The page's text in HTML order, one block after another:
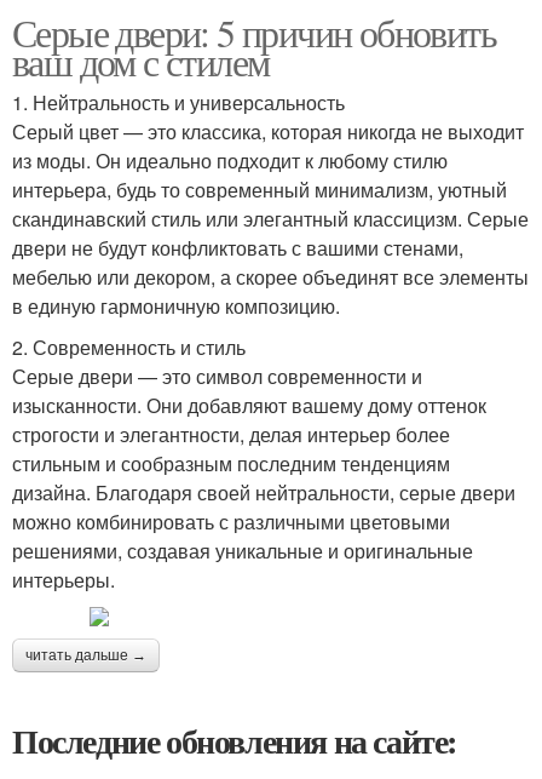
Серые двери: 5 причин обновить
ваш дом с стилем
1. Нейтральность и универсальность
Серый цвет — это классика, которая никогда не выходит
из моды. Он идеально подходит к любому стилю
интерьера, будь то современный минимализм, уютный
скандинавский стиль или элегантный классицизм. Серые
двери не будут конфликтовать с вашими стенами,
мебелью или декором, а скорее объединят все элементы
в единую гармоничную композицию.
2. Современность и стиль
Серые двери — это символ современности и
изысканности. Они добавляют вашему дому оттенок
строгости и элегантности, делая интерьер более
стильным и сообразным последним тенденциям
дизайна. Благодаря своей нейтральности, серые двери
можно комбинировать с различными цветовыми
решениями, создавая уникальные и оригинальные
интерьеры.
читать дальше →
Последние обновления на сайте: